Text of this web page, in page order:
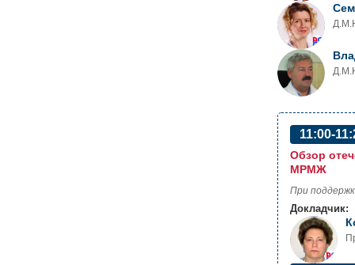
11:00-
Обзор
МРМЖ
При
Докладчик: